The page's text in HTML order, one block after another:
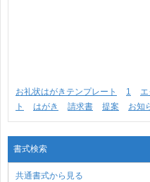
お礼状はがきテンプレート 1
ト
はがき 請求書 提案 お知
書式検索
共通書式から見る